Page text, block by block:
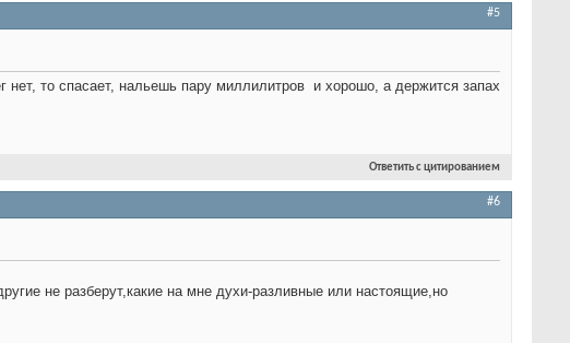
#5
нет, то спасает, нальешь пару миллилитров и хорошо, а держится запах
Ответить с цитированием
#6
не разберут,какие на мне духи-разливные или настоящие,но